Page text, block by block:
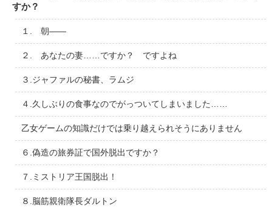
すか？
１. 朝――
２. あなたの妻……ですか？ ですよね
３.ジャファルの秘書、ラムジ
４.久しぶりの食事なのでがっついてしまいました……
乙女ゲームの知識だけでは乗り越えられそうにありません
６.偽造の旅券証で国外脱出ですか？
７.ミストリア王国脱出！
８.脳筋親衛隊長ダルトン